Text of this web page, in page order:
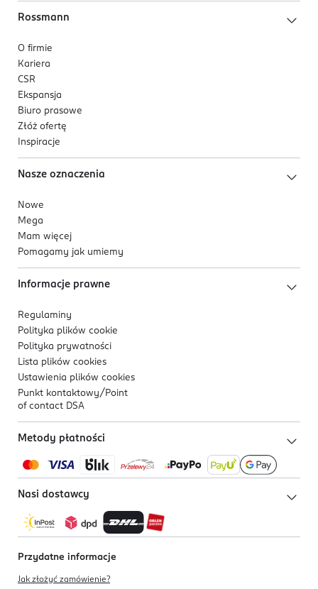
Rossmann
O firmie
Kariera
CSR
Ekspansja
Biuro prasowe
Złóż ofertę
Inspiracje
Nasze oznaczenia
Nowe
Mega
Mam więcej
Pomagamy jak umiemy
Informacje prawne
Regulaminy
Polityka plików cookie
Polityka prywatności
Lista plików cookies
Ustawienia plików cookies
Punkt kontaktowy/ Point
of contact DSA
Metody płatności
Nasi dostawcy
Przydatne informacje
Jak złożyć zamówienie?